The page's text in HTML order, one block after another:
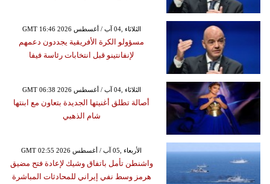
GMT 16:46 2026 الثلاثاء ,04 آب / أغسطس
مسؤولو الكرة الأفريقية يجددون دعمهم
لإنفانتينو قبل انتخابات رئاسة فيفا
GMT 06:38 2026 الثلاثاء ,04 آب / أغسطس
أصالة تطلق أغنيتها الجديدة بتعاون مع ابنتها
شام الذهبي
GMT 02:55 2026 الأربعاء ,05 آب / أغسطس
واشنطن تأمل باتفاق وشيك لإعادة فتح مضيق
هرمز وسط نفي إيراني للمحادثات المباشرة